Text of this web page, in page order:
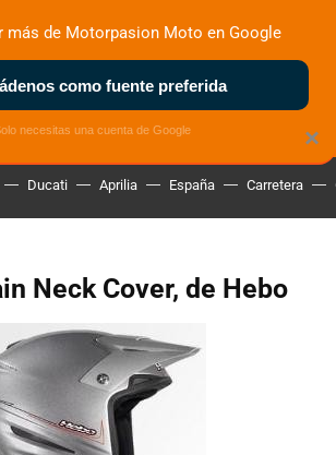
DEPORTIVAS MOTOS ELÉCTRICAS
Ducati Aprilia España Carretera
Neck Cover, de Hebo
×
más de Motorpasion Moto en Google
como fuente preferida
necesitas una cuenta de Google